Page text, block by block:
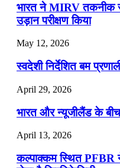
भारत ने MIRV तकनीक
उड़ान परीक्षण किया
May 12, 2026
स्वदेशी निर्देशित बम
April 29, 2026
भारत और न्यूजीलैंड के बीच
April 13, 2026
कल्पाक्कम स्थित PFBR ने